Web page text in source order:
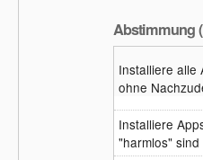
Abstimmung
Installiere alle
ohne
Installiere
"harmlos" sind